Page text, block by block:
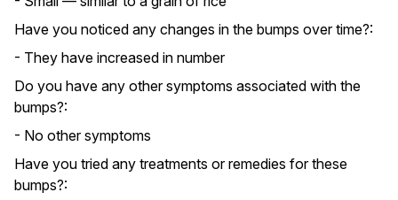
Have you noticed any changes in the bumps over time?:
- They have increased in number
Do you have any other symptoms associated with the
bumps?:
- No other symptoms
Have you tried any treatments or remedies for these
bumps?: